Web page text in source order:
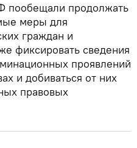
пообещали продолжать
меры для
граждан и
фиксировать сведения
проявлений
и добиваться от них
правовых